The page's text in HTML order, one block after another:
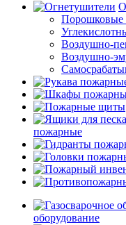
Порошковые
Воздушно-
Воздушно-
пожарные
оборудование